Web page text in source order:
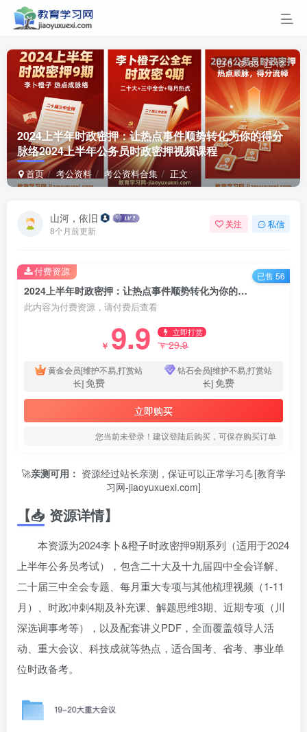
2024上半年时政密押：让热点事件顺势转化为你的得分
脉络2024上半年公务员时政密押视频课程
首页 考公资料 考公资料合集 正文
0 63 12
山河，依旧
8个月前更新
关注 私信
2024上半年时政密押：让热点事件顺势转化为你的得分脉络2024上半年公务员时政密押视频课程
此内容为付费资源，请付费后查看
￥ 9.9 立即打赏
￥29.9
黄金会员[维护不易,打赏站
长] 免费
钻石会员[维护不易,打赏站
长] 免费
立即购买
您当前未登录！建议登陆后购买，可保存购买订单
付费资源 已售 56
🚀亲测可用： 资源经过站长亲测，保证可以正常学习💪[教育学
习网-jiaoyuxuexi.com]
【📥 资源详情】
本资源为2024李卜&橙子时政密押9期系列（适用于2024
上半年公务员考试），包含二十大及十九届四中全会详解、
二十届三中全会专题、每月重大专项与其他梳理视频（1-11
月）、时政冲刺4期及补充课、解题思维3期、近期专项（川
深选调事考等），以及配套讲义PDF，全面覆盖领导人活
动、重大会议、科技成就等热点，适合国考、省考、事业单
位时政备考。